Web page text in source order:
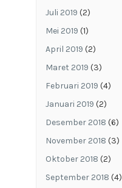
Juli 2019 (2)
Mei 2019 (1)
April 2019 (2)
Maret 2019 (3)
Februari 2019 (4)
Januari 2019 (2)
Desember 2018 (6)
November 2018 (3)
Oktober 2018 (2)
September 2018 (4)